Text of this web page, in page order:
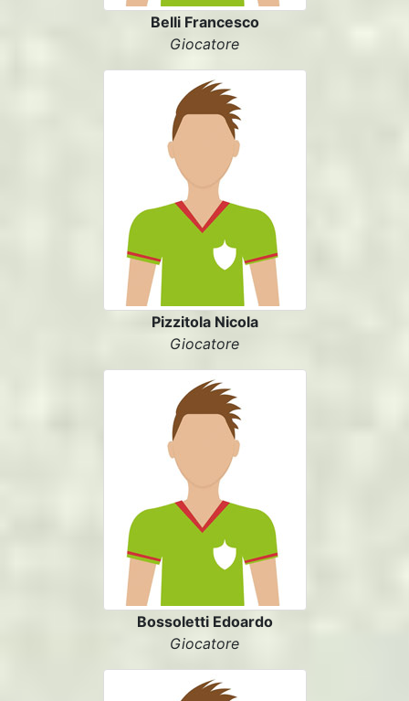
Belli Francesco
Giocatore
Pizzitola Nicola
Giocatore
Bossoletti Edoardo
Giocatore